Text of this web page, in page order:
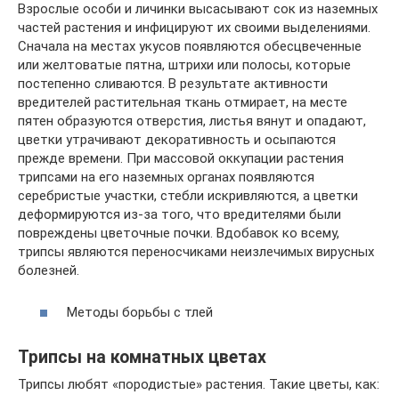
Взрослые особи и личинки высасывают сок из наземных
частей растения и инфицируют их своими выделениями.
Сначала на местах укусов появляются обесцвеченные
или желтоватые пятна, штрихи или полосы, которые
постепенно сливаются. В результате активности
вредителей растительная ткань отмирает, на месте
пятен образуются отверстия, листья вянут и опадают,
цветки утрачивают декоративность и осыпаются
прежде времени. При массовой оккупации растения
трипсами на его наземных органах появляются
серебристые участки, стебли искривляются, а цветки
деформируются из-за того, что вредителями были
повреждены цветочные почки. Вдобавок ко всему,
трипсы являются переносчиками неизлечимых вирусных
болезней.
Методы борьбы с тлей
Трипсы на комнатных цветах
Трипсы любят «породистые» растения. Такие цветы, как: